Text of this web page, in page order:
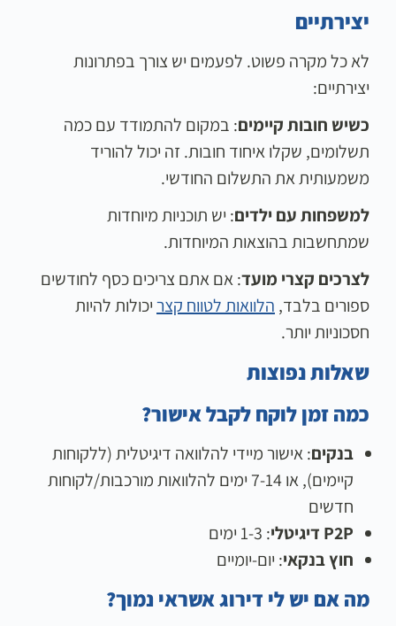
יצירתיים
לא כל מקרה פשוט. לפעמים יש צורך בפתרונות
יצירתיים:
כשיש חובות קיימים: במקום להתמודד עם כמה
תשלומים, שקלו איחוד חובות. זה יכול להוריד
משמעותית את התשלום החודשי.
למשפחות עם ילדים: יש תוכניות מיוחדות
שמתחשבות בהוצאות המיוחדות.
לצרכים קצרי מועד: אם אתם צריכים כסף לחודשים
ספורים בלבד, הלוואות לטווח קצריכולות להיות
חסכוניות יותר.
שאלות נפוצות
כמה זמן לוקח לקבל אישור?
בנקים: אישור מיידי להלוואה דיגיטלית (ללקוחות
קיימים), או 7-14 ימים להלוואות מורכבות/לקוחות
חדשים
P2P דיגיטלי
: 1-3 ימים
חוץ בנקאי: יום-יומיים
מה אם יש לי דירוג אשראי נמוך?